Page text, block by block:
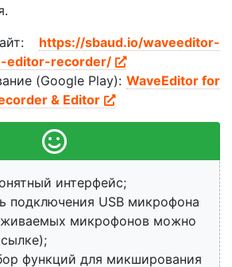
https://sbaud.io/waveeditor-
editor-recorder/
(Google Play): WaveEditor for
& Editor
интерфейс;
подключения USB микрофона
микрофонов можно
функций для микширования